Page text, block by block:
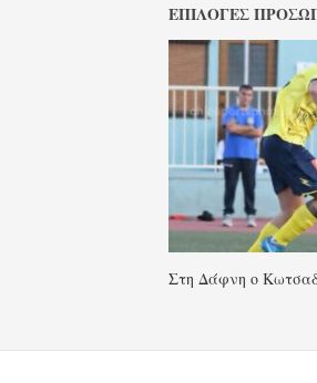
ΕΠΙΛΟΓΈΣ
Στη Δάφνη ο